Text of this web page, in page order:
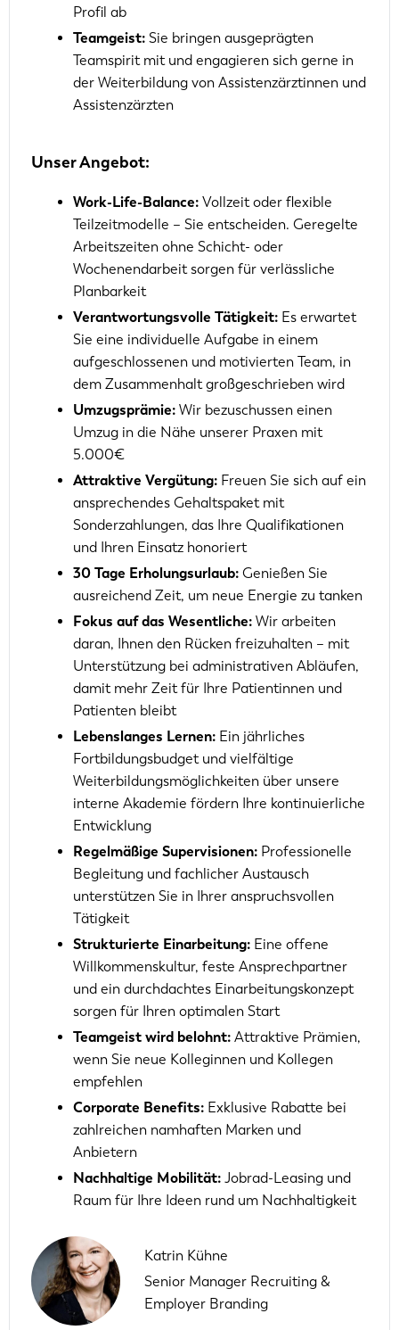
Profil ab
Teamgeist: Sie bringen ausgeprägten
Teamspirit mit und engagieren sich gerne in
der Weiterbildung von Assistenzärztinnen und
Assistenzärzten
Unser Angebot:
Work-Life-Balance: Vollzeit oder flexible
Teilzeitmodelle – Sie entscheiden. Geregelte
Arbeitszeiten ohne Schicht- oder
Wochenendarbeit sorgen für verlässliche
Planbarkeit
Verantwortungsvolle Tätigkeit: Es erwartet
Sie eine individuelle Aufgabe in einem
aufgeschlossenen und motivierten Team, in
dem Zusammenhalt großgeschrieben wird
Umzugsprämie: Wir bezuschussen einen
Umzug in die Nähe unserer Praxen mit
5.000€
Attraktive Vergütung: Freuen Sie sich auf ein
ansprechendes Gehaltspaket mit
Sonderzahlungen, das Ihre Qualifikationen
und Ihren Einsatz honoriert
30 Tage Erholungsurlaub: Genießen Sie
ausreichend Zeit, um neue Energie zu tanken
Fokus auf das Wesentliche: Wir arbeiten
daran, Ihnen den Rücken freizuhalten – mit
Unterstützung bei administrativen Abläufen,
damit mehr Zeit für Ihre Patientinnen und
Patienten bleibt
Lebenslanges Lernen: Ein jährliches
Fortbildungsbudget und vielfältige
Weiterbildungsmöglichkeiten über unsere
interne Akademie fördern Ihre kontinuierliche
Entwicklung
Regelmäßige Supervisionen: Professionelle
Begleitung und fachlicher Austausch
unterstützen Sie in Ihrer anspruchsvollen
Tätigkeit
Strukturierte Einarbeitung: Eine offene
Willkommenskultur, feste Ansprechpartner
und ein durchdachtes Einarbeitungskonzept
sorgen für Ihren optimalen Start
Teamgeist wird belohnt: Attraktive Prämien,
wenn Sie neue Kolleginnen und Kollegen
empfehlen
Corporate Benefits: Exklusive Rabatte bei
zahlreichen namhaften Marken und
Anbietern
Nachhaltige Mobilität: Jobrad-Leasing und
Raum für Ihre Ideen rund um Nachhaltigkeit
Katrin Kühne
Senior Manager Recruiting &
Employer Branding